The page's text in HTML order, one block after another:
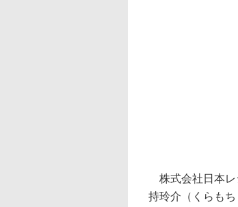
株式会社日本レ
持玲介（くらも